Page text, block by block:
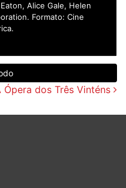
Alice Gale, Helen
Formato: Cine
entradas
Ópera dos Três Vinténs